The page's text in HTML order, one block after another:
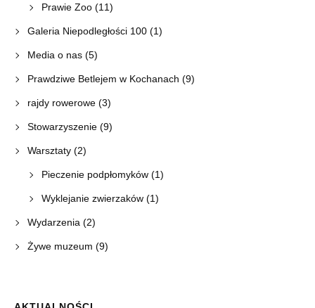
Prawie Zoo(11)
Galeria Niepodległości 100(1)
Media o nas(5)
Prawdziwe Betlejem w Kochanach (9)
rajdy rowerowe(3)
Stowarzyszenie(9)
Warsztaty(2)
Pieczenie podpłomyków(1)
Wyklejanie zwierzaków(1)
Wydarzenia (2)
Żywe muzeum (9)